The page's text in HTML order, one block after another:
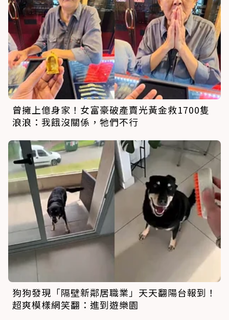
曾擁上億身家！女富豪破產賣光黃金救1700隻
浪浪：我餓沒關係，牠們不行
狗狗發現「隔壁新鄰居職業」天天翻陽台報到！
超爽模樣網笑翻：進到遊樂園